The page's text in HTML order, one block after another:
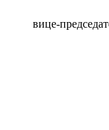
вице-